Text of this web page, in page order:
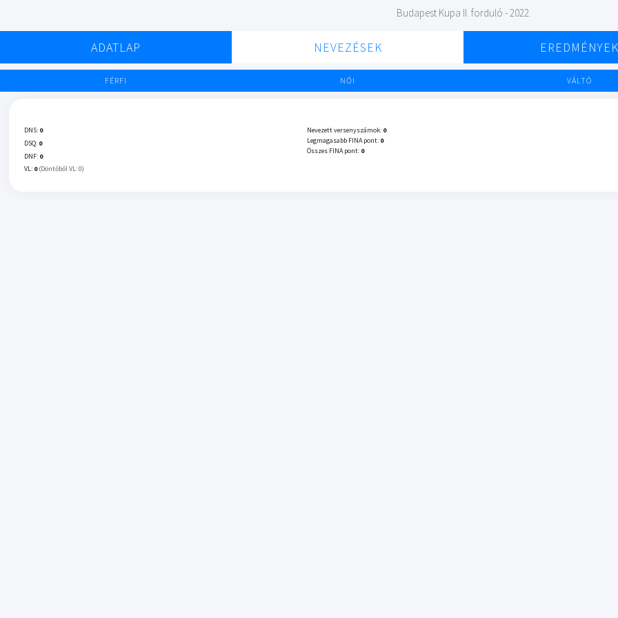
Budapest Kupa II. forduló - 2022.
ADATLAP NEVEZÉSEK EREDMÉNYEK
FÉRFI NŐI VÁLTÓ
DNS: 0
DSQ: 0
DNF: 0
VL: 0 (Döntőből VL: 0)
Nevezett versenyszámok: 0
Legmagasabb FINA pont: 0
Összes FINA pont: 0